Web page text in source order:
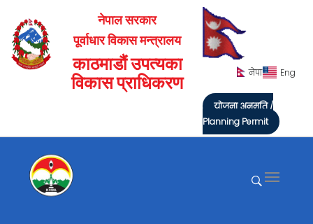
नेपाल सरकार
पूर्वाधार विकास मन्त्रालय
काठमाडौं उपत्यका
विकास प्राधिकरण
नेपा Eng
योजना अनुमति /
Planning Permit